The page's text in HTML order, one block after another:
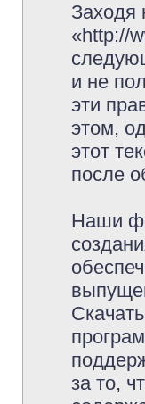
«http://
и не
эти
этом,
этот
после
Наши
за то,